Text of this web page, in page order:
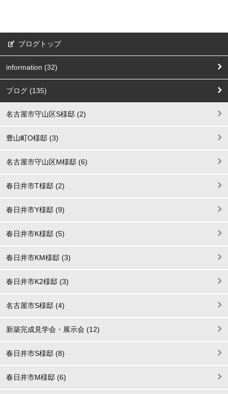
ブログトップ
information (32)
ブログ (135)
名古屋市守山区S様邸 (2)
豊山町O様邸 (3)
名古屋市守山区M様邸 (6)
春日井市T様邸 (2)
春日井市Y様邸 (9)
春日井市K様邸 (5)
春日井市KM様邸 (3)
春日井市K2様邸 (3)
名古屋市S様邸 (4)
新築完成見学会・展示会 (12)
春日井市S様邸 (8)
春日井市M様邸 (6)